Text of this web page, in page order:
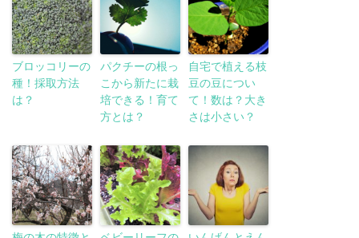
ブロッコリーの
種！採取方法
は？
パクチーの根っ
こから新たに栽
培できる！育て
方とは？
自宅で植える枝
豆の豆につい
て！数は？大き
さは小さい？